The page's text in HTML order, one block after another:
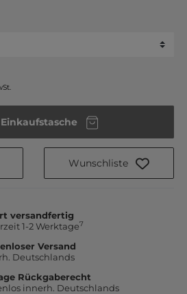
Wunschliste
versandfertig
1-2 Werktage7
Versand
Deutschlands
Rückgaberecht
innerh. Deutschlands